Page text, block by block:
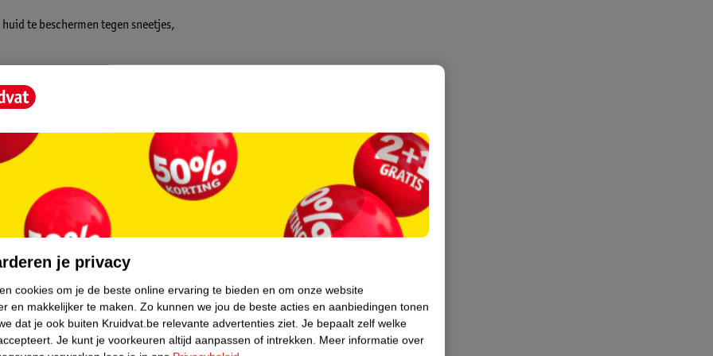
te beschermen tegen sneetjes,
Blade Vervangmesjes:
en optimale resultaten.
en afgeronde uiteinden) beweegt honderd
per week. Het daadwerkelijke resultaat
je privacy
cookies om je de beste online ervaring te bieden en om onze website
en makkelijker te maken. Zo kunnen we jou de beste acties en aanbiedingen tonen
dat je ook buiten Kruidvat.be relevante advertenties ziet. Je bepaalt zelf welke
Je kunt je voorkeuren altijd aanpassen of intrekken. Meer informatie over